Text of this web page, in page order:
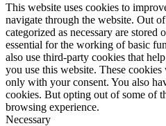
This website uses cookies to
navigate through the website. Out
categorized as necessary are stored
essential for the working of basic
also use third-party cookies that
you use this website. These
only with your consent. You also
cookies. But opting out of some of
browsing experience.
Necessary